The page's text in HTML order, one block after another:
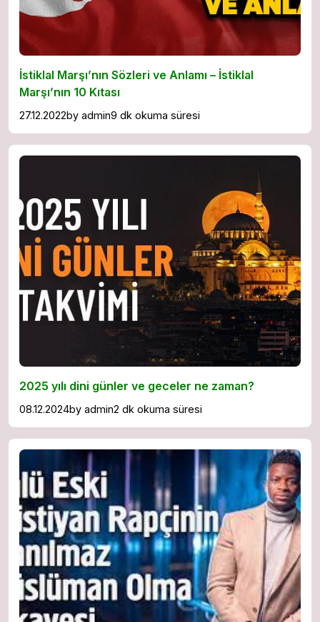
İstiklal Marşı’nın Sözleri ve Anlamı – İstiklal
Marşı’nın 10 Kıtası
27.12.2022by admin9 dk okuma süresi
2025 yılı dini günler ve geceler ne zaman?
08.12.2024by admin2 dk okuma süresi